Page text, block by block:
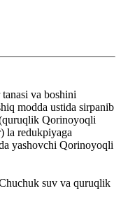
va boshini
modda ustida sirpanib
Qorinoyoqli
la redukpiyaga
yashovchi Qorinoyoqli
suv va quruqlik